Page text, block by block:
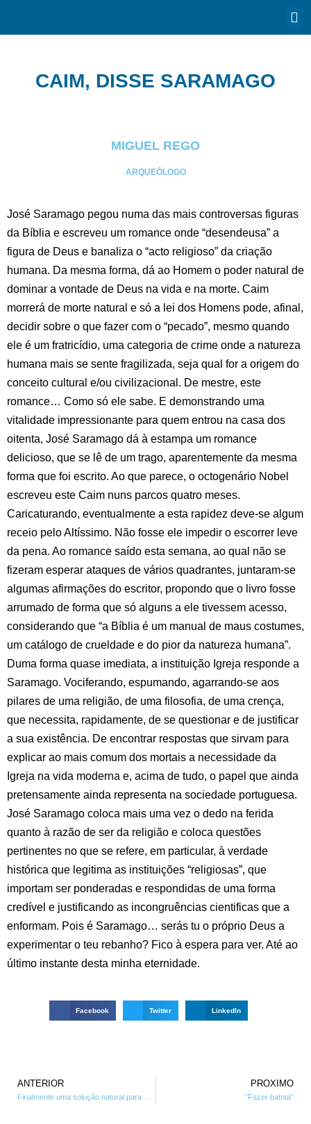
CAIM, DISSE SARAMAGO
MIGUEL REGO
ARQUEÓLOGO
José Saramago pegou numa das mais controversas figuras
da Bíblia e escreveu um romance onde “desendeusa” a
figura de Deus e banaliza o “acto religioso” da criação
humana. Da mesma forma, dá ao Homem o poder natural de
dominar a vontade de Deus na vida e na morte. Caim
morrerá de morte natural e só a lei dos Homens pode, afinal,
decidir sobre o que fazer com o “pecado”, mesmo quando
ele é um fratricídio, uma categoria de crime onde a natureza
humana mais se sente fragilizada, seja qual for a origem do
conceito cultural e/ou civilizacional. De mestre, este
romance… Como só ele sabe. E demonstrando uma
vitalidade impressionante para quem entrou na casa dos
oitenta, José Saramago dá à estampa um romance
delicioso, que se lê de um trago, aparentemente da mesma
forma que foi escrito. Ao que parece, o octogenário Nobel
escreveu este Caim nuns parcos quatro meses.
Caricaturando, eventualmente a esta rapidez deve-se algum
receio pelo Altíssimo. Não fosse ele impedir o escorrer leve
da pena. Ao romance saído esta semana, ao qual não se
fizeram esperar ataques de vários quadrantes, juntaram-se
algumas afirmações do escritor, propondo que o livro fosse
arrumado de forma que só alguns a ele tivessem acesso,
considerando que “a Bíblia é um manual de maus costumes,
um catálogo de crueldade e do pior da natureza humana”.
Duma forma quase imediata, a instituição Igreja responde a
Saramago. Vociferando, espumando, agarrando-se aos
pilares de uma religião, de uma filosofia, de uma crença,
que necessita, rapidamente, de se questionar e de justificar
a sua existência. De encontrar respostas que sirvam para
explicar ao mais comum dos mortais a necessidade da
Igreja na vida moderna e, acima de tudo, o papel que ainda
pretensamente ainda representa na sociedade portuguesa.
José Saramago coloca mais uma vez o dedo na ferida
quanto à razão de ser da religião e coloca questões
pertinentes no que se refere, em particular, à verdade
histórica que legitima as instituições “religiosas”, que
importam ser ponderadas e respondidas de uma forma
credível e justificando as incongruências cientificas que a
enformam. Pois é Saramago… serás tu o próprio Deus a
experimentar o teu rebanho? Fico à espera para ver. Até ao
último instante desta minha eternidade.
Facebook Twitter LinkedIn
ANTERIOR PROXIMO
“Fazer batota”